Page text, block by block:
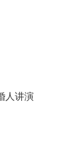
人讲演